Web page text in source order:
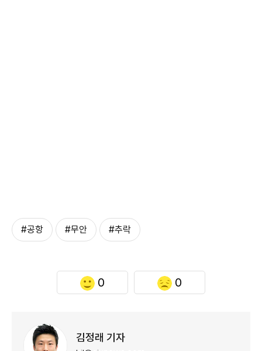
#공항 #무안 #추락
0 0
김정래 기자